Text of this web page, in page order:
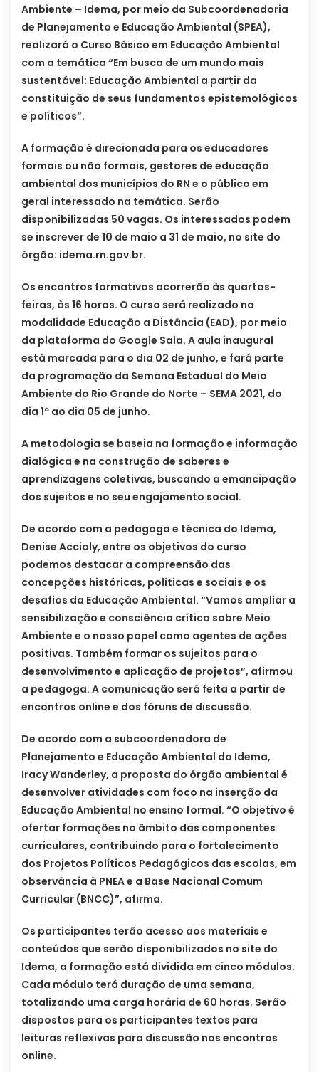
Ambiente – Idema, por meio da Subcoordenadoria
de Planejamento e Educação Ambiental (SPEA),
realizará o Curso Básico em Educação Ambiental
com a temática “Em busca de um mundo mais
sustentável: Educação Ambiental a partir da
constituição de seus fundamentos epistemológicos
e políticos”.
A formação é direcionada para os educadores
formais ou não formais, gestores de educação
ambiental dos municípios do RN e o público em
geral interessado na temática. Serão
disponibilizadas 50 vagas. Os interessados podem
se inscrever de 10 de maio a 31 de maio, no site do
órgão: idema.rn.gov.br.
Os encontros formativos acorrerão às quartas-
feiras, às 16 horas. O curso será realizado na
modalidade Educação a Distância (EAD), por meio
da plataforma do Google Sala. A aula inaugural
está marcada para o dia 02 de junho, e fará parte
da programação da Semana Estadual do Meio
Ambiente do Rio Grande do Norte – SEMA 2021, do
dia 1º ao dia 05 de junho.
A metodologia se baseia na formação e informação
dialógica e na construção de saberes e
aprendizagens coletivas, buscando a emancipação
dos sujeitos e no seu engajamento social.
De acordo com a pedagoga e técnica do Idema,
Denise Accioly, entre os objetivos do curso
podemos destacar a compreensão das
concepções históricas, políticas e sociais e os
desafios da Educação Ambiental. “Vamos ampliar a
sensibilização e consciência crítica sobre Meio
Ambiente e o nosso papel como agentes de ações
positivas. Também formar os sujeitos para o
desenvolvimento e aplicação de projetos”, afirmou
a pedagoga. A comunicação será feita a partir de
encontros online e dos fóruns de discussão.
De acordo com a subcoordenadora de
Planejamento e Educação Ambiental do Idema,
Iracy Wanderley, a proposta do órgão ambiental é
desenvolver atividades com foco na inserção da
Educação Ambiental no ensino formal. “O objetivo é
ofertar formações no âmbito das componentes
curriculares, contribuindo para o fortalecimento
dos Projetos Políticos Pedagógicos das escolas, em
observância à PNEA e a Base Nacional Comum
Curricular (BNCC)”, afirma.
Os participantes terão acesso aos materiais e
conteúdos que serão disponibilizados no site do
Idema, a formação está dividida em cinco módulos.
Cada módulo terá duração de uma semana,
totalizando uma carga horária de 60 horas. Serão
dispostos para os participantes textos para
leituras reflexivas para discussão nos encontros
online.